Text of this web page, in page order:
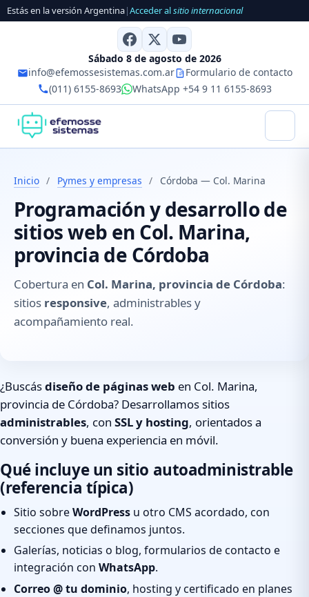
Estás en la versión Argentina|Acceder alsitio internacional
Sábado 8 de agosto de 2026
info@efemossesistemas.com.ar
Formulario de contacto
(011) 6155-8693
WhatsApp +54 9 11 6155-8693
Inicio / Pymes y empresas / Córdoba — Col. Marina
Programación y desarrollo de
sitios web en Col. Marina,
provincia de Córdoba
Cobertura en Col. Marina, provincia de Córdoba:
sitios responsive, administrables y
acompañamiento real.
¿Buscásdiseño de páginas web en Col. Marina,
provincia de Córdoba? Desarrollamos sitios
administrables, con SSL y hosting, orientados a
conversión y buena experiencia en móvil.
Qué incluye un sitio autoadministrable
(referencia típica)
Sitio sobreWordPress u otro CMS acordado, con
secciones que definamos juntos.
Galerías, noticias o blog, formularios de contacto e
integración con WhatsApp.
Correo @ tu dominio, hosting y certificado en planes